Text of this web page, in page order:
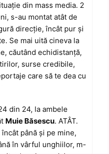
din mass media. 2
s-au montat atât de
direcţie, încât pur şi
Se mai uită cineva la
căutând echidistanţă,
surse credibile,
care să te dea cu
din 24, la ambele
Muie Băsescu. ATÂT.
până şi pe mine,
în vârful unghiilor, m-